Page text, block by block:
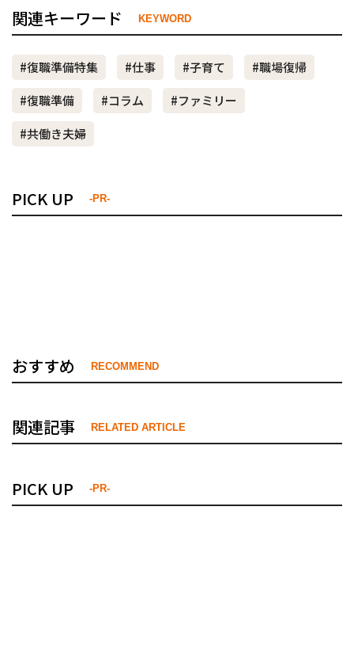
関連キーワード KEYWORD
#復職準備特集 #仕事 #子育て
#職場復帰
#復職準備
#コラム
#ファミリー
#共働き夫婦
PICK UP -PR-
おすすめ RECOMMEND
関連記事 RELATED ARTICLE
PICK UP -PR-